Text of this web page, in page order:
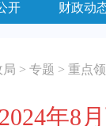
开 财政动
局 > 专题 > 重点
年8